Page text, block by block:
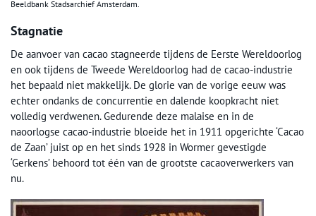
Beeldbank Stadsarchief Amsterdam.
Stagnatie
De aanvoer van cacao stagneerde tijdens de Eerste Wereldoorlog
en ook tijdens de Tweede Wereldoorlog had de cacao-industrie
het bepaald niet makkelijk. De glorie van de vorige eeuw was
echter ondanks de concurrentie en dalende koopkracht niet
volledig verdwenen. Gedurende deze malaise en in de
naoorlogse cacao-industrie bloeide het in 1911 opgerichte ‘Cacao
de Zaan’ juist op en het sinds 1928 in Wormer gevestigde
‘Gerkens’ behoord tot één van de grootste cacaoverwerkers van
nu.